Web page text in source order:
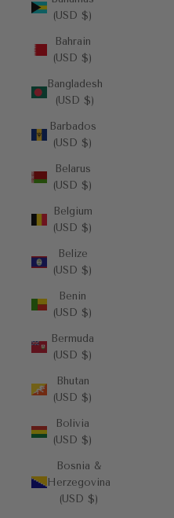
(USD $)
Bahrain
(USD $)
Bangladesh
(USD $)
Barbados
(USD $)
Belarus
(USD $)
Belgium
(USD $)
Belize
(USD $)
Benin
(USD $)
Bermuda
(USD $)
Bhutan
(USD $)
Bolivia
(USD $)
Bosnia &
Herzegovina
(USD $)